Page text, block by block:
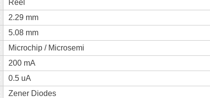
Reel
2.29 mm
5.08 mm
Microchip / Microsemi
200 mA
0.5 uA
Zener Diodes